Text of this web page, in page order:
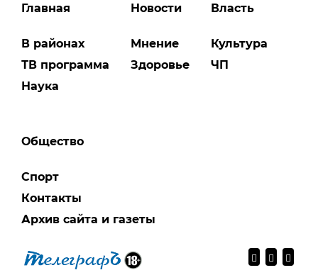
Главная
В районах
ТВ программа
Наука
Новости
Мнение
Здоровье
Власть
Культура
ЧП
Общество
Спорт
Контакты
Архив сайта и газеты